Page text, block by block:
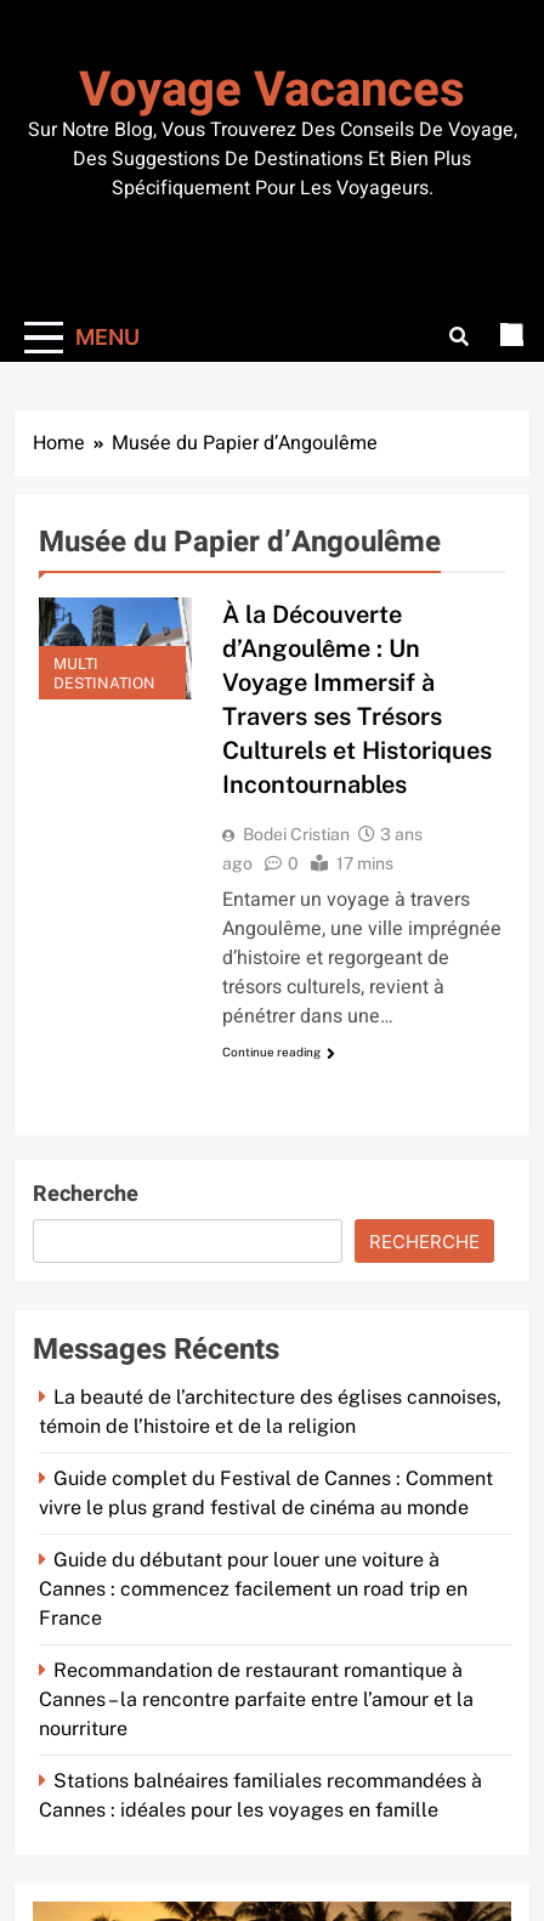
Voyage Vacances
Sur Notre Blog, Vous Trouverez Des Conseils De Voyage,
Des Suggestions De Destinations Et Bien Plus
Spécifiquement Pour Les Voyageurs.
MENU
Home Musée du Papier d’Angoulême
Musée du Papier d’Angoulême
MULTI
DESTINATION
À la Découverte
d’Angoulême : Un
Voyage Immersif à
Travers ses Trésors
Culturels et Historiques
Incontournables
Bodei Cristian
3 ans
ago
0 17 mins
Entamer un voyage à travers
Angoulême, une ville imprégnée
d’histoire et regorgeant de
trésors culturels, revient à
pénétrer dans une…
Continue reading
Recherche
RECHERCHE
Messages Récents
La beauté de l’architecture des églises cannoises,
témoin de l’histoire et de la religion
Guide complet du Festival de Cannes : Comment
vivre le plus grand festival de cinéma au monde
Guide du débutant pour louer une voiture à
Cannes : commencez facilement un road trip en
France
Recommandation de restaurant romantique à
Cannes – la rencontre parfaite entre l’amour et la
nourriture
Stations balnéaires familiales recommandées à
Cannes : idéales pour les voyages en famille